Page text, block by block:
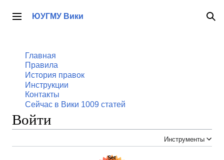
содержанию
Главное меню
ЮУГМУ Вики
Главная
Правила
История правок
Инструкции
Контакты
Сейчас в Вики 1009статей
Войти
Инструменты